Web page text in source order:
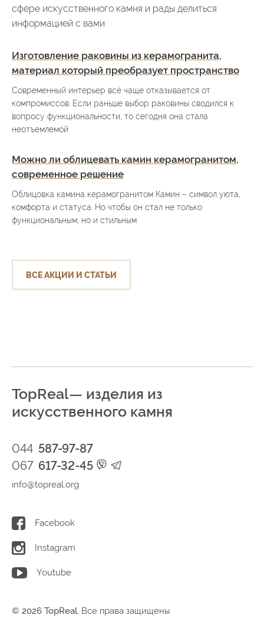
сфере искусственного камня и рады делиться
информацией с вами
Изготовление раковины из керамогранита,
материал который преобразует пространство
Современный интерьер всё чаще отказывается от
компромиссов. Если раньше выбор раковины сводился к
вопросу функциональности, то сегодня она стала
неотъемлемой
Можно ли облицевать камин керамогранитом,
современное решение
Облицовка камина керамогранитом Камин – символ уюта,
комфорта и статуса. Но чтобы он стал не только
функциональным, но и стильным
ВСЕ АКЦИИ И СТАТЬИ
TopReal— изделия из
искусственного камня
044 587-97-87
067 617-32-45
info@topreal.org
Facebook
Instagram
Youtube
© 2026 TopReal. Все права защищены